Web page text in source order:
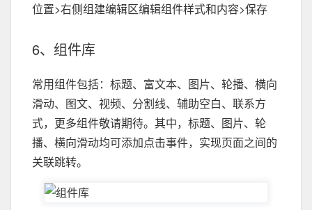
位置>右侧组建编辑区编辑组件样式和内容>保存
6、组件库
常用组件包括：标题、富文本、图片、轮播、横向
滑动、图文、视频、分割线、辅助空白、联系方
式，更多组件敬请期待。其中，标题、图片、轮
播、横向滑动均可添加点击事件，实现页面之间的
关联跳转。